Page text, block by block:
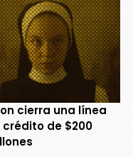
cierra una línea
crédito de $200